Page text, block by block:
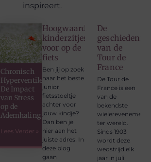
inspireert.
Chronisch
Hyperventileren:
De Impact
van Stress
op de
Ademhaling
Lees Verder »
Hoogwaardige
kinderzitjes
voor op de
fiets
Ben jij op zoek
naar het beste
junior
fietsstoeltje
achter voor
jouw kindje?
Dan ben je
hier aan het
juiste adres! In
deze blog
gaan
De
geschiedenis
van de
Tour de
France
De Tour de
France is een
van de
bekendste
ter wereld.
Sinds 1903
wordt deze
wedstrijd elk
jaar in juli